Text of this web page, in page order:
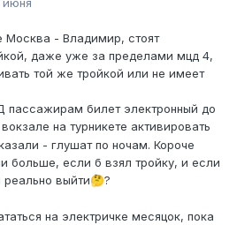
июня
Москва - Владимир, стоят
даже уже за пределами мцд 4,
той же тройкой или не имеет
пассажирам билет электронный до
на турникете активировать
- глушат по ночам. Короче
больше, если б взял тройку, и если
выйти🤔?
на электричке месяцок, пока